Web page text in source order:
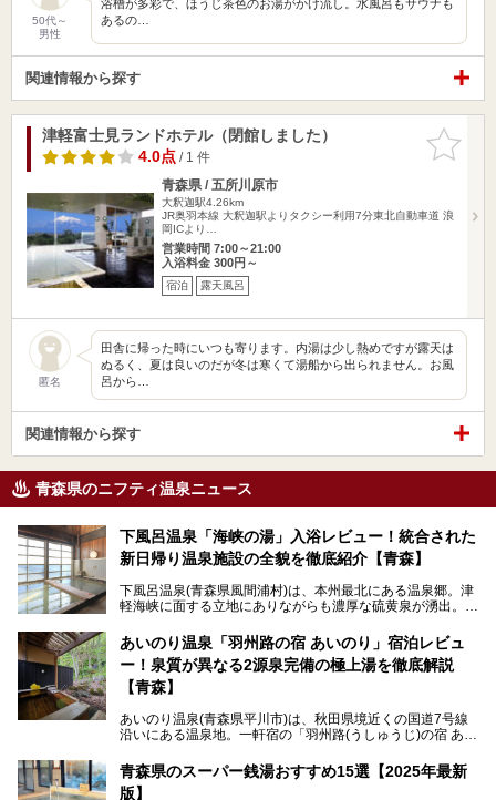
50代～
男性
浴槽が多彩で、ほうじ茶色のお湯がかけ流し。水風呂もサウナも
あるの…
関連情報から探す
お気に入
りに追加
津軽富士見ランドホテル（閉館しました）
4.0点/ 1 件
青森県 / 五所川原市
大釈迦駅4.26km
JR奥羽本線 大釈迦駅よりタクシー利用7分東北自動車道 浪
岡ICより…
営業時間 7:00～21:00
入浴料金 300円～
宿泊 露天風呂
匿名
田舎に帰った時にいつも寄ります。内湯は少し熱めですが露天は
ぬるく、夏は良いのだが冬は寒くて湯船から出られません。お風
呂から…
関連情報から探す
青森県のニフティ温泉ニュース
下風呂温泉「海峡の湯」入浴レビュー！統合された
新日帰り温泉施設の全貌を徹底紹介【青森】
下風呂温泉(青森県風間浦村)は、本州最北にある温泉郷。津
軽海峡に面する立地にありながらも濃厚な硫黄泉が湧出。良
泉ファンが訪れる温泉地です。
「海峡の湯」は、以前あった2つの共同浴場を統合し、2020
年12月にオープンした日帰り入浴施設。かつて別々の共同
浴場で使用された2つの源泉を楽しめる点が魅力です。また
無料休憩室や食事処も併設し、地元常連客のみならず観光客
にも利用しやすい施設へ変貌しました。
今回、筆者は実際に海峡の湯へ訪問・入浴し、その魅力を徹
底解説します！
あいのり温泉「羽州路の宿 あいのり」宿泊レビュ
ー！泉質が異なる2源泉完備の極上湯を徹底解説
【青森】
あいのり温泉(青森県平川市)は、秋田県境近くの国道7号線
沿いにある温泉地。一軒宿の「羽州路(うしゅうじ)の宿 あい
(通称:赤湯)と無色透明の単純温泉という2種類の源泉を使用
し、いずれも源泉100％かけ流しで提供している点でしょ
う。
青森県のスーパー銭湯おすすめ15選【2025年最新
版】